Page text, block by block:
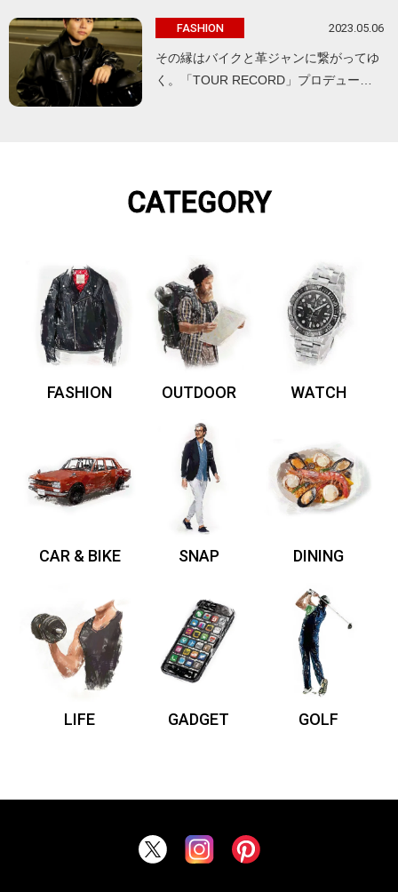
FASHION 2023.05.06
その縁はバイクと革ジャンに繋がってゆ
く。「TOUR RECORD」プロデュー…
CATEGORY
FASHION OUTDOOR WATCH
CAR & BIKE SNAP DINING
LIFE GADGET GOLF